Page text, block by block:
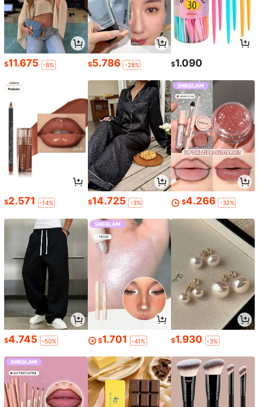
$11.675 -8% $5.786 -28% $1.090
$2.571 -14% $14.725 -3% $4.266 -32%
$4.745 -50% $1.701 -41% $1.930 -3%